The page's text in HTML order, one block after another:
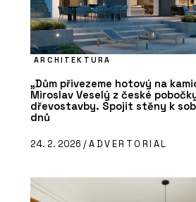
ARCHITEKTURA
„Dům přivezeme hotový na
Miroslav Veselý z české
dřevostavby. Spojit stěny k
dnů
24. 2. 2026 /ADVERTORIAL